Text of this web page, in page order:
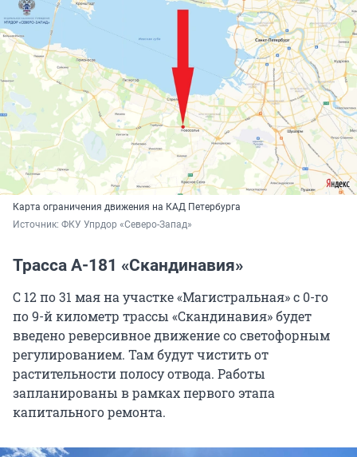
Карта ограничения движения на КАД Петербурга
Источник: ФКУ Упрдор «Северо-Запад»
Трасса А-181 «Скандинавия»
С 12 по 31 мая на участке «Магистральная» с 0-го
по 9-й километр трассы «Скандинавия» будет
введено реверсивное движение со светофорным
регулированием. Там будут чистить от
растительности полосу отвода. Работы
запланированы в рамках первого этапа
капитального ремонта.